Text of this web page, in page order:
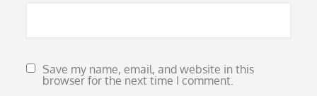
Save my name, email, and website in this
browser for the next time I comment.